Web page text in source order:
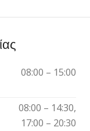
08:00 – 15:00
08:00 – 14:30,
17:00 – 20:30